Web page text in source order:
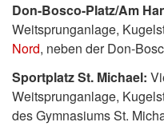
Don-Bosco-Platz/Am
Weitsprunganlage,
Nord, neben der Don-
Sportplatz St. Michael:
Weitsprunganlage,
des Gymnasiums St.